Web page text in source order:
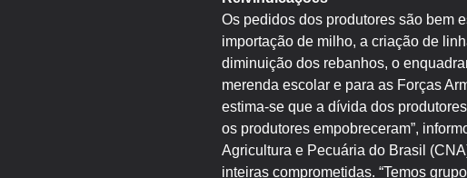
Os pedidos dos produtores são bem
importação de milho, a criação de
diminuição dos rebanhos, o
merenda escolar e para as Forças
estima-se que a dívida dos
os produtores empobreceram”,
Agricultura e Pecuária do Brasil
inteiras comprometidas. “Temos